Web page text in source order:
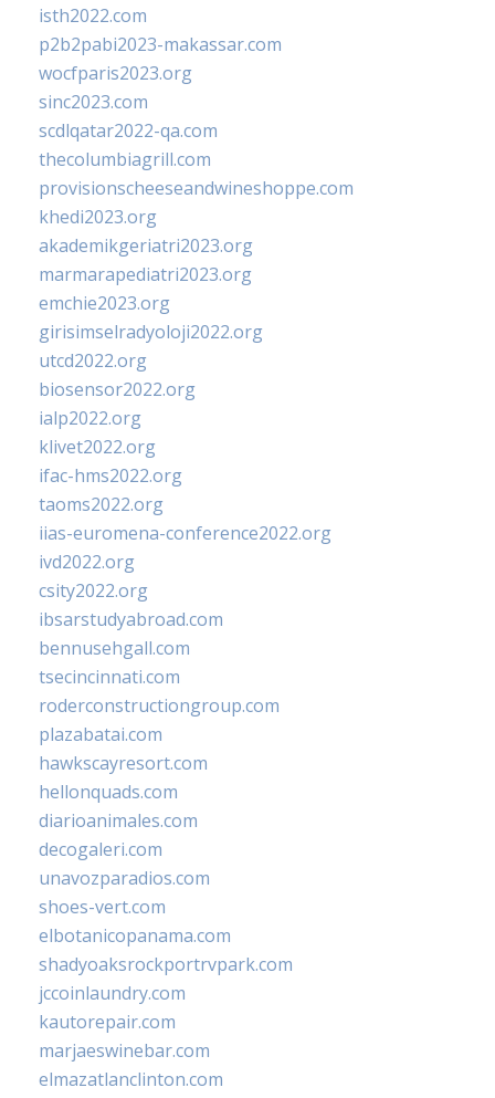
isth2022.com
p2b2pabi2023-makassar.com
wocfparis2023.org
sinc2023.com
scdlqatar2022-qa.com
thecolumbiagrill.com
provisionscheeseandwineshoppe.com
khedi2023.org
akademikgeriatri2023.org
marmarapediatri2023.org
emchie2023.org
girisimselradyoloji2022.org
utcd2022.org
biosensor2022.org
ialp2022.org
klivet2022.org
ifac-hms2022.org
taoms2022.org
iias-euromena-conference2022.org
ivd2022.org
csity2022.org
ibsarstudyabroad.com
bennusehgall.com
tsecincinnati.com
roderconstructiongroup.com
plazabatai.com
hawkscayresort.com
hellonquads.com
diarioanimales.com
decogaleri.com
unavozparadios.com
shoes-vert.com
elbotanicopanama.com
shadyoaksrockportrvpark.com
jccoinlaundry.com
kautorepair.com
marjaeswinebar.com
elmazatlanclinton.com